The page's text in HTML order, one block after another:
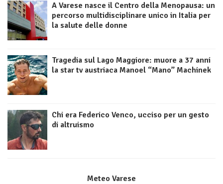
A Varese nasce il Centro della Menopausa: un
percorso multidisciplinare unico in Italia per
la salute delle donne
Tragedia sul Lago Maggiore: muore a 37 anni
la star tv austriaca Manoel “Mano” Machinek
Chi era Federico Venco, ucciso per un gesto
di altruismo
Meteo Varese